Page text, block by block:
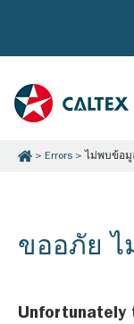
Errors ไม่พบข้อ
ขออภัย ไ
Unfortunately